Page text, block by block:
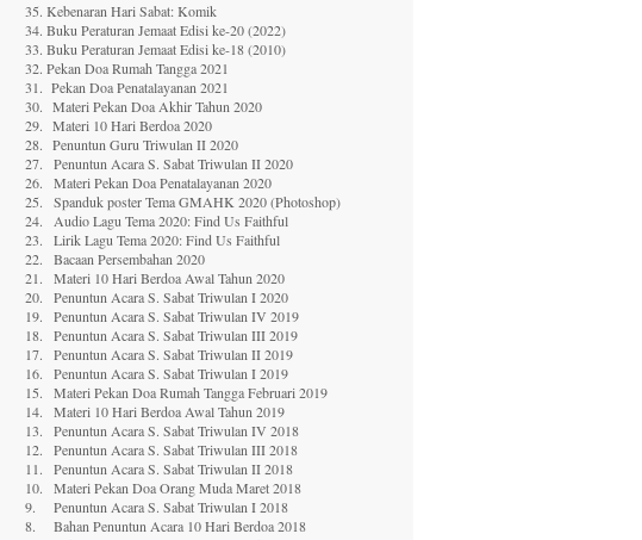
35. Kebenaran Hari Sabat: Komik
34. Buku Peraturan Jemaat Edisi ke-20 (2022)
33. Buku Peraturan Jemaat Edisi ke-18 (2010)
32. Pekan Doa Rumah Tangga 2021
31. Pekan Doa Penatalayanan 2021
30. Materi Pekan Doa Akhir Tahun 2020
29. Materi 10 Hari Berdoa 2020
28. Penuntun Guru Triwulan II 2020
27.
Penuntun Acara S. Sabat Triwulan II 2020
26.
Materi Pekan Doa Penatalayanan 2020
25.
Spanduk poster Tema GMAHK 2020 (Photoshop)
24.
Audio Lagu Tema 2020: Find Us Faithful
23.
Lirik Lagu Tema 2020: Find Us Faithful
22.
Bacaan Persembahan 2020
21.
Materi 10 Hari Berdoa Awal Tahun 2020
20.
Penuntun Acara S. Sabat Triwulan I 2020
19.
Penuntun Acara S. Sabat Triwulan IV 2019
18.
Penuntun Acara S. Sabat Triwulan III 2019
17.
Penuntun Acara S. Sabat Triwulan II 2019
16.
Penuntun Acara S. Sabat Triwulan I 2019
15.
Materi Pekan Doa Rumah Tangga Februari 2019
14.
Materi 10 Hari Berdoa Awal Tahun 2019
13.
Penuntun Acara S. Sabat Triwulan IV 2018
12.
Penuntun Acara S. Sabat Triwulan III 2018
11.
Penuntun Acara S. Sabat Triwulan II 2018
10.
Materi Pekan Doa Orang Muda Maret 2018
9.
Penuntun Acara S. Sabat Triwulan I 2018
8.
Bahan Penuntun Acara 10 Hari Berdoa 2018